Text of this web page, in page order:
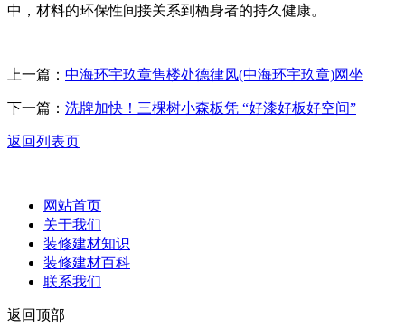
中，材料的环保性间接关系到栖身者的持久健康。
上一篇： 中海环宇玖章售楼处德律风(中海环宇玖章)网坐
下一篇： 洗牌加快！三棵树小森板凭 “好漆好板好空间”
返回列表页
网站首页
关于我们
装修建材知识
装修建材百科
联系我们
返回顶部